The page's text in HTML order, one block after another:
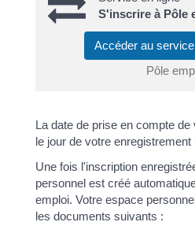
S'inscrire à Pôle
Accéder au
Pôle
La date de prise en compte
le jour de votre enregistrement
Une fois l'inscription
personnel est créé
emploi. Votre espace
les documents suivants :